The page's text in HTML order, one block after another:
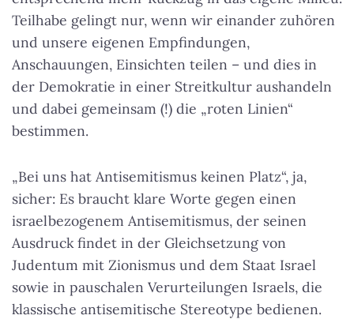
Teilhabe gelingt nur, wenn wir einander zuhören
und unsere eigenen Empfindungen,
Anschauungen, Einsichten teilen – und dies in
der Demokratie in einer Streitkultur aushandeln
und dabei gemeinsam (!) die „roten Linien“
bestimmen.
„Bei uns hat Antisemitismus keinen Platz“, ja,
sicher: Es braucht klare Worte gegen einen
israelbezogenem Antisemitismus, der seinen
Ausdruck findet in der Gleichsetzung von
Judentum mit Zionismus und dem Staat Israel
sowie in pauschalen Verurteilungen Israels, die
klassische antisemitische Stereotype bedienen.